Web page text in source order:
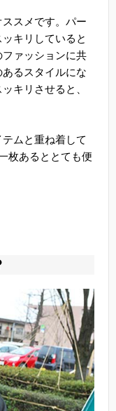
スメです。パー
キリしていると
ァッションに共
るスタイルにな
キリさせると、
ムと重ね着して
枚あるととても便